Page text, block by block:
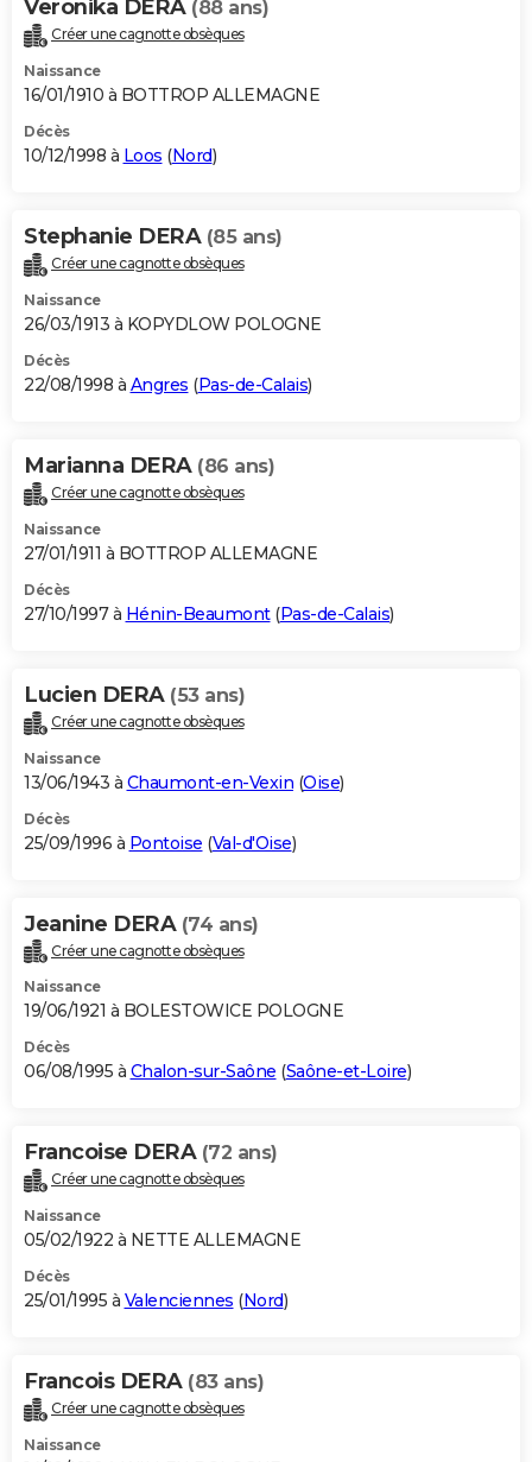
Veronika DERA (88 ans)
Créer une cagnotte obsèques
Naissance
16/01/1910 à BOTTROP ALLEMAGNE
Décès
10/12/1998 à Loos (Nord)
Stephanie DERA (85 ans)
Créer une cagnotte obsèques
Naissance
26/03/1913 à KOPYDLOW POLOGNE
Décès
22/08/1998 à Angres (Pas-de-Calais)
Marianna DERA (86 ans)
Créer une cagnotte obsèques
Naissance
27/01/1911 à BOTTROP ALLEMAGNE
Décès
27/10/1997 à Hénin-Beaumont(Pas-de-Calais)
Lucien DERA (53 ans)
Créer une cagnotte obsèques
Naissance
13/06/1943 à Chaumont-en-Vexin (Oise)
Décès
25/09/1996 à Pontoise (Val-d'Oise)
Jeanine DERA (74 ans)
Créer une cagnotte obsèques
Naissance
19/06/1921 à BOLESTOWICE POLOGNE
Décès
06/08/1995 à Chalon-sur-Saône (Saône-et-Loire)
Francoise DERA (72 ans)
Créer une cagnotte obsèques
Naissance
05/02/1922 à NETTE ALLEMAGNE
Décès
25/01/1995 à Valenciennes (Nord)
Francois DERA (83 ans)
Créer une cagnotte obsèques
Naissance